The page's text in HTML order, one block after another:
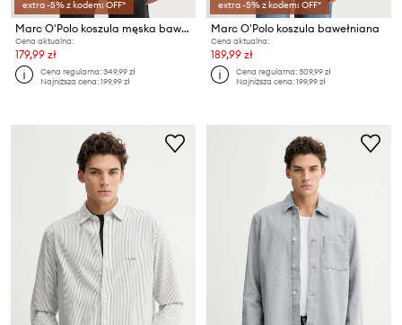
extra -5% z kodem: OFF*
Marc O'Polo koszula męska bawełniana
Cena aktualna:
179,99 zł
Cena regularna:349,99 zł
Najniższa cena:199,99 zł
extra -5% z kodem: OFF*
Marc O'Polo koszula bawełniana
Cena aktualna:
189,99 zł
Cena regularna:309,99 zł
Najniższa cena:199,99 zł